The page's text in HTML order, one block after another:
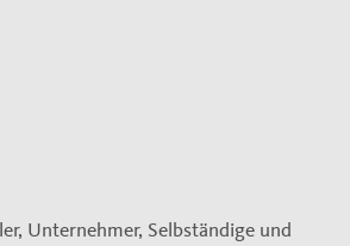
Unternehmer, Selbständige und